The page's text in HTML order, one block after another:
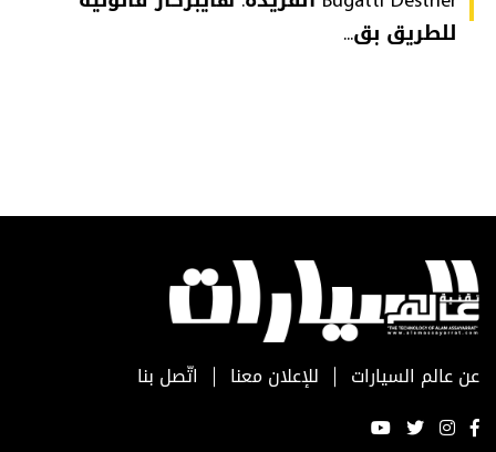
للطريق بق...
عن عالم السيارات للإعلان معنا اتّصل بنا